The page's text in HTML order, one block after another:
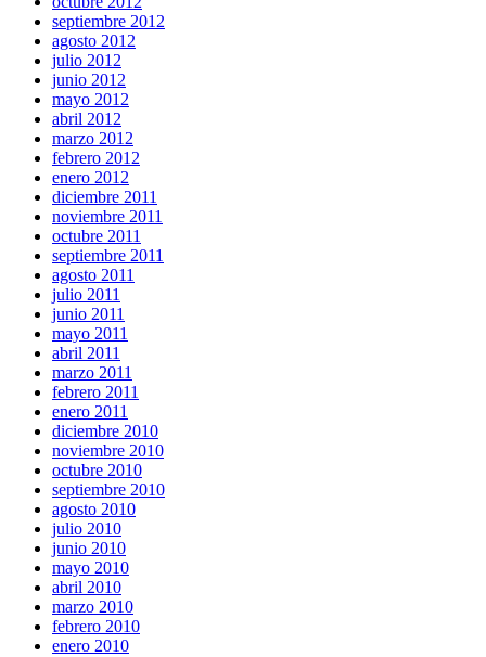
septiembre 2012
agosto 2012
julio 2012
junio 2012
mayo 2012
abril 2012
marzo 2012
febrero 2012
enero 2012
diciembre 2011
noviembre 2011
octubre 2011
septiembre 2011
agosto 2011
julio 2011
junio 2011
mayo 2011
abril 2011
marzo 2011
febrero 2011
enero 2011
diciembre 2010
noviembre 2010
octubre 2010
septiembre 2010
agosto 2010
julio 2010
junio 2010
mayo 2010
abril 2010
marzo 2010
febrero 2010
enero 2010